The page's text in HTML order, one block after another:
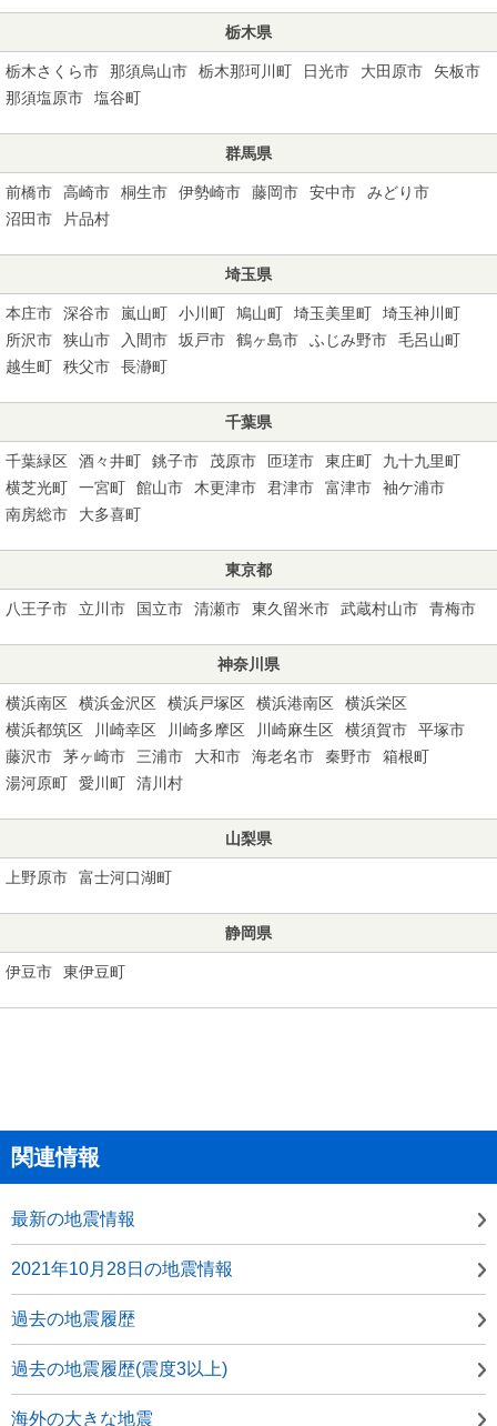
栃木県
栃木さくら市 那須烏山市 栃木那珂川町 日光市 大田原市
矢板市
那須塩原市
塩谷町
群馬県
前橋市 高崎市 桐生市 伊勢崎市 藤岡市 安中市
みどり市
沼田市
片品村
埼玉県
本庄市 深谷市 嵐山町 小川町 鳩山町 埼玉美里町
埼玉神川町
所沢市
狭山市 入間市 坂戸市 鶴ヶ島市 ふじみ野市
毛呂山町
越生町
秩父市 長瀞町
千葉県
千葉緑区 酒々井町 銚子市 茂原市 匝瑳市 東庄町
九十九里町
横芝光町
一宮町 館山市 木更津市 君津市 富津市
袖ケ浦市
南房総市
大多喜町
東京都
八王子市 立川市 国立市 清瀬市 東久留米市 武蔵村山市 青梅市
神奈川県
横浜南区 横浜金沢区 横浜戸塚区 横浜港南区
横浜栄区
横浜都筑区
川崎幸区 川崎多摩区 川崎麻生区 横須賀市
平塚市
藤沢市
茅ヶ崎市 三浦市 大和市 海老名市 秦野市
箱根町
湯河原町
愛川町 清川村
山梨県
上野原市 富士河口湖町
静岡県
伊豆市 東伊豆町
関連情報
最新の地震情報
2021年10月28日の地震情報
過去の地震履歴
過去の地震履歴(震度3以上)
海外の大きな地震